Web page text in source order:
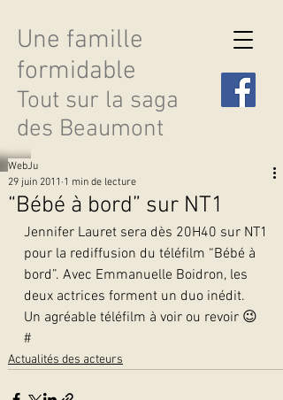
Une famille
formidable
Tout sur la saga
des Beaumont
Découvrir les saisons
“Bébé à bord” sur NT1
WebJu
29 juin 2011 1 min de lecture
Jennifer Lauret sera dès 20H40 sur NT1
pour la rediffusion du téléfilm “Bébé à
bord”. Avec Emmanuelle Boidron, les
deux actrices forment un duo inédit.
Un agréable téléfilm à voir ou revoir 😉
#
Actualités des acteurs